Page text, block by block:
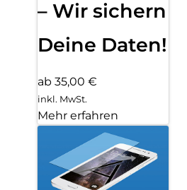
– Wir sichern
Deine Daten!
ab 35,00 €
inkl. MwSt.
Mehr erfahren